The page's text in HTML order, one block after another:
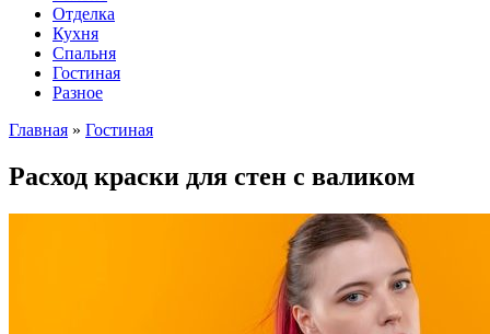
Отделка
Кухня
Спальня
Гостиная
Разное
Главная » Гостиная
Расход краски для стен с валиком